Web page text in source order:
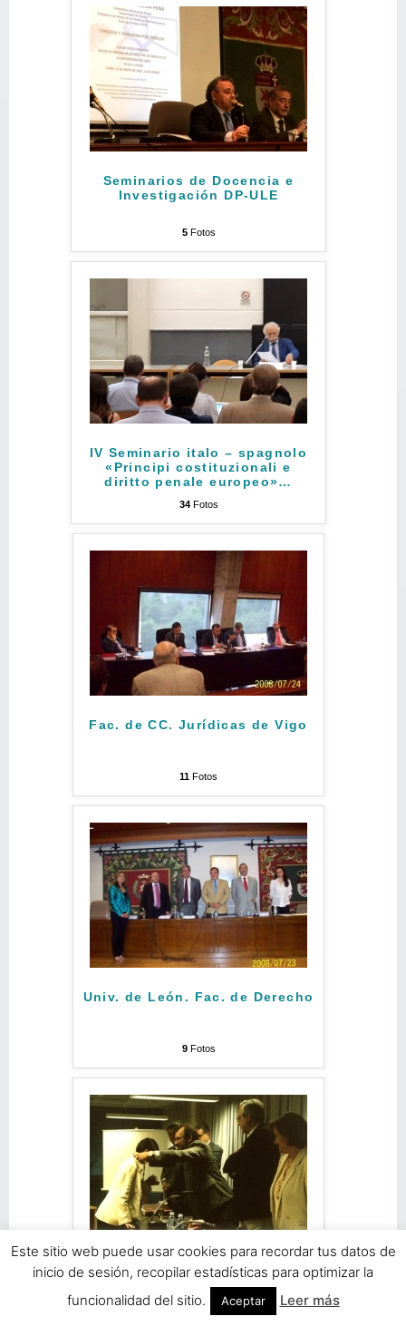
Seminarios de Docencia e
Investigación DP-ULE
5Fotos
IV Seminario italo – spagnolo
«Principi costituzionali e
diritto penale europeo»…
34Fotos
Fac. de CC. Jurídicas de Vigo
11 Fotos
Univ. de León. Fac. de Derecho
9Fotos
Univ. Pública de Navarra
Este sitio web puede usar cookies para recordar tus datos de
inicio de sesión, recopilar estadísticas para optimizar la
funcionalidad del sitio.
Aceptar Leer más